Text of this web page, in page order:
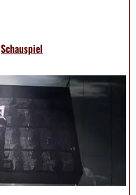
Schauspiel